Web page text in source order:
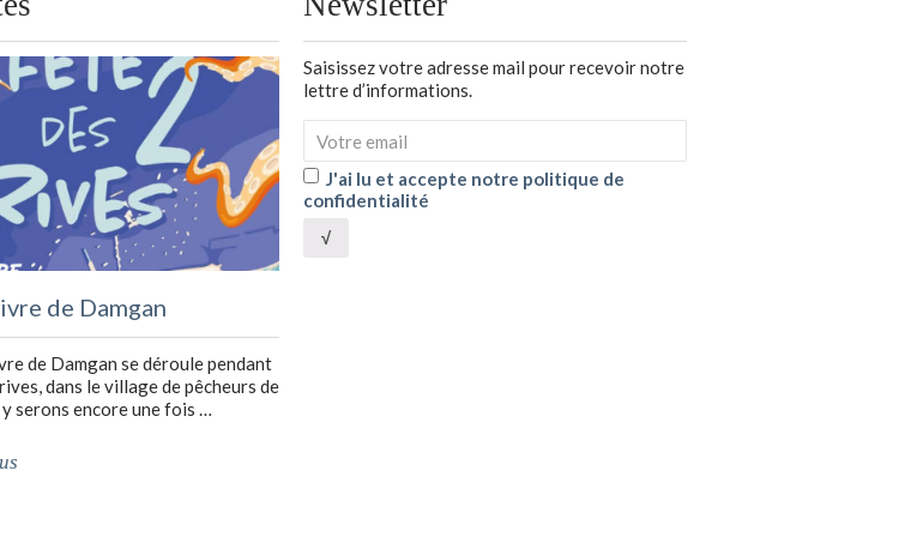
de Damgan
de Damgan se déroule pendant
dans le village de pêcheurs de
serons encore une fois …
Saisissez votre adresse mail pour recevoir notre
lettre d’informations.
J'ai lu et accepte notre politique de
confidentialité
√